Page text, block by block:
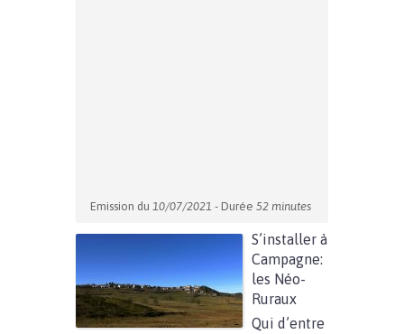
Emission du 10/07/2021 - Durée 52 minutes
S’installer à
Campagne:
les Néo-
Ruraux
Qui d’entre